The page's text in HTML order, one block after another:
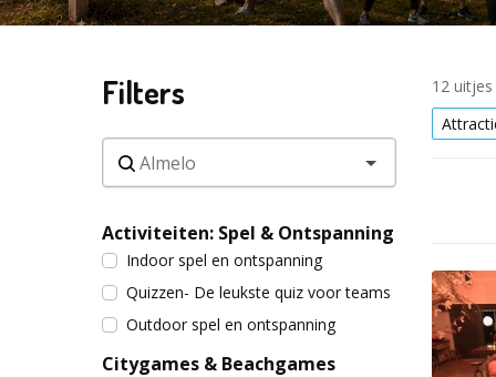
Filters
Activiteiten: Spel & Ontspanning
Indoor spel en ontspanning
Quizzen- De leukste quiz voor teams
Outdoor spel en ontspanning
Citygames & Beachgames
12